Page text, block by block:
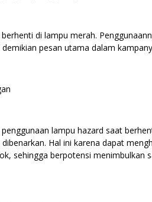
di lampu merah.
pesan utama dalam
lampu hazard saat
Hal ini karena dapat
sehingga berpotensi menimbulkan